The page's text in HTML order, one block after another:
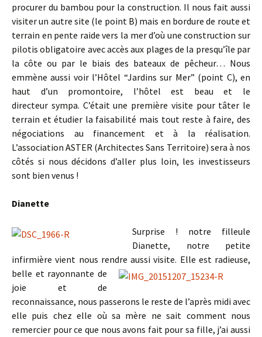
procurer du bambou pour la construction. Il nous fait aussi
visiter un autre site (le point B) mais en bordure de route et
terrain en pente raide vers la mer d’où une construction sur
pilotis obligatoire avec accès aux plages de la presqu’île par
la côte ou par le biais des bateaux de pêcheur… Nous
emmène aussi voir l’Hôtel “Jardins sur Mer” (point C), en
haut d’un promontoire, l’hôtel est beau et le
directeur sympa. C’était une première visite pour tâter le
terrain et étudier la faisabilité mais tout reste à faire, des
négociations au financement et à la réalisation.
L’association ASTER (Architectes Sans Territoire) sera à nos
côtés si nous décidons d’aller plus loin, les investisseurs
sont bien venus !
Dianette
Surprise ! notre filleule
Dianette, notre petite
infirmière vient nous rendre aussi visite. Elle est radieuse,
belle etrayonnante de
joie et de
reconnaissance, nous passerons le reste de l’après midi avec
elle puis chez elle où sa mère ne sait comment nous
remercier pour ce que nous avons fait pour sa fille, j’ai aussi